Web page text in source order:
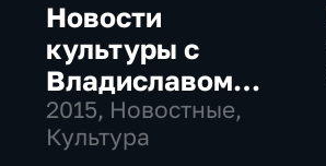
Новости
культуры с
Владиславом
Флярковским
2015, Новостные,
Культура